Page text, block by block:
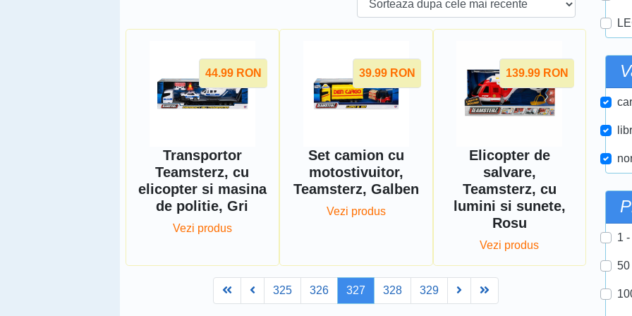
44.99 RON
Transportor
Teamsterz, cu
elicopter si masina
de politie, Gri
Vezi produs
39.99 RON
Set camion cu
motostivuitor,
Teamsterz, Galben
Vezi produs
139.99 RON
Elicopter de
salvare,
Teamsterz, cu
lumini si sunete,
Rosu
Vezi produs
FirstPrev325 326 327 328 329 Next
1
50